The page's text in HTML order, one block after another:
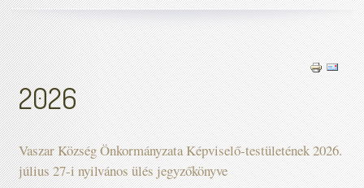
2026
Vaszar Község Önkormányzata Képviselő-testületének 2026.
július 27-i nyilvános ülés jegyzőkönyve